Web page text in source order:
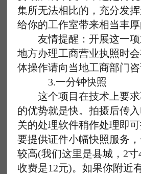
集所无法相比的，充分发
给你的工作室带来相当丰厚
友情提醒：开展这一项
地方办理工商营业执照时
体操作请向当地工商部门咨
3.一分钟快照
这个项目在技术上要求
的优势就是快。拍摄后传
关的处理软件稍作处理即
要提供证件小幅快照服务
较高(我们这里是县城，2
收费是12元)。如果你附近